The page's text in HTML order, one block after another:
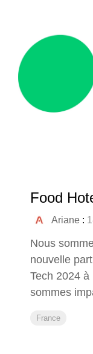
Food
Ariane :
Nous
nouvelle
Tech 2024
sommes
France